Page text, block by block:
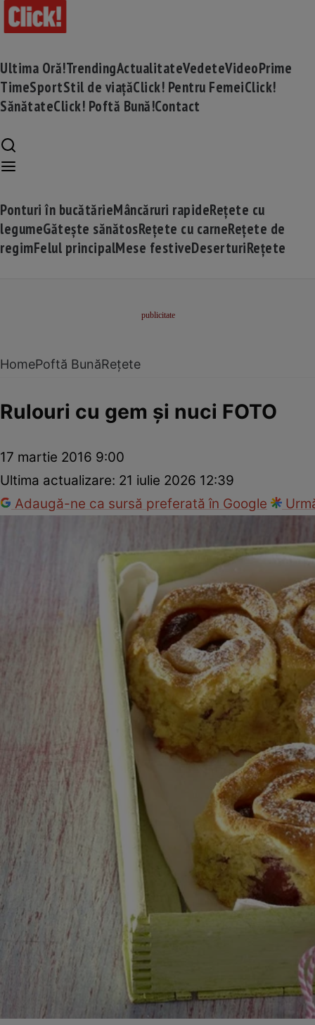
Ultima Oră!TrendingActualitateVedeteVideoPrime
TimeSportStil de viațăClick! Pentru FemeiClick!
SănătateClick! Poftă Bună!Contact
Ponturi în bucătărieMâncăruri rapideRețete cu
legumeGătește sănătosRețete cu carneRețete de
regimFelul principalMese festiveDeserturiRețete
HomePoftă BunăRețete
Rulouri cu gem şi nuci FOTO
17 martie 2016 9:00
Ultima actualizare: 21 iulie 2026 12:39
Adaugă-ne ca sursă preferată în Google